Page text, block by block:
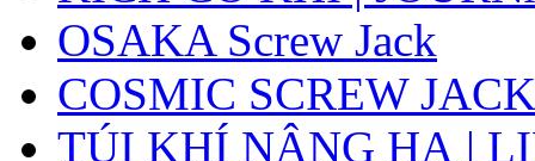
OSAKA Screw Jack
COSMIC SCREW JACK
TÚI KHÍ NÂNG HẠ |